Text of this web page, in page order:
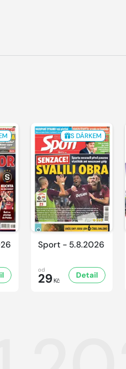
S DÁRKEM
Sport - 5.8.2026
od
29 Kč
Detail